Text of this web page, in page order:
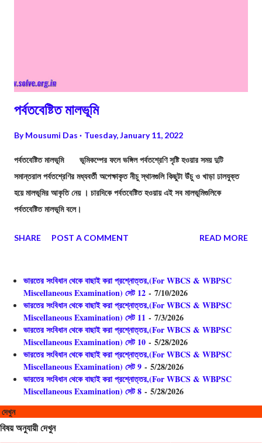
পর্বতবেষ্টিত মালভূমি
ByMousumi Das Tuesday, January 11, 2022
পর্বতবেষ্টিত মালভূমি ভূমিকম্পের ফলে ভঙ্গিল পর্বতশ্রেণি সৃষ্টি হওয়ার সময় দুটি
সমান্তরাল পর্বতশ্রেণির মধ্যবর্তী অপেক্ষাকৃত নীচু স্থানগুলি কিছুটা উঁচু ও খাড়া ঢালযুক্ত
হয়ে মালভূমির আকৃতি নেয় । চারদিকে পর্বতবেষ্টিত হওয়ায় এই সব মালভূমিগুলিকে
পর্বতবেষ্টিত মালভূমি বলে।
SHARE POST A COMMENT READ MORE
ভারতের সংবিধান থেকে বাছাই করা প্রশ্নোত্তর,(For WBCS & WBPSC
Miscellaneous Examination) সেট 12 - 7/10/2026
ভারতের সংবিধান থেকে বাছাই করা প্রশ্নোত্তর,(For WBCS & WBPSC
Miscellaneous Examination) সেট 11 - 7/3/2026
ভারতের সংবিধান থেকে বাছাই করা প্রশ্নোত্তর,(For WBCS & WBPSC
Miscellaneous Examination) সেট 10 - 5/28/2026
ভারতের সংবিধান থেকে বাছাই করা প্রশ্নোত্তর,(For WBCS & WBPSC
Miscellaneous Examination) সেট 9 - 5/28/2026
ভারতের সংবিধান থেকে বাছাই করা প্রশ্নোত্তর,(For WBCS & WBPSC
Miscellaneous Examination) সেট 8 - 5/28/2026
বিষয় অনুযায়ী দেখুন